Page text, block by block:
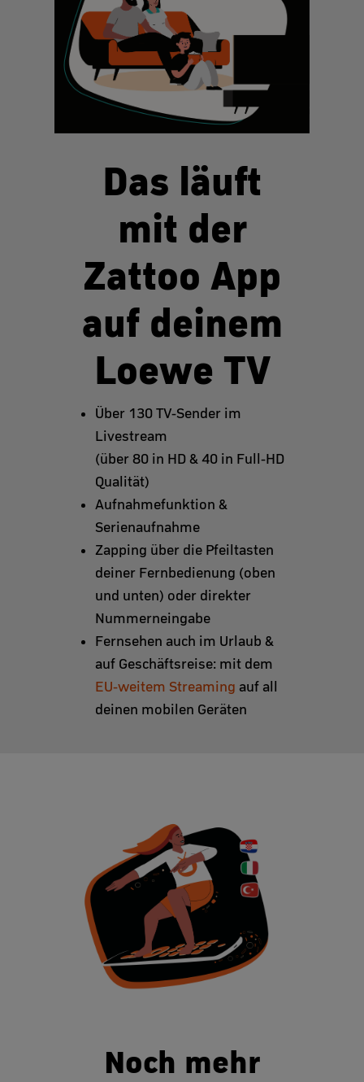
Das läuft
mit der
Zattoo App
auf deinem
Loewe TV
Über 130 TV-Sender im
Livestream
(über 80 in HD & 40 in Full-HD
Qualität)
Aufnahmefunktion &
Serienaufnahme
Zapping über die Pfeiltasten
deiner Fernbedienung (oben
und unten) oder direkter
Nummerneingabe
Fernsehen auch im Urlaub &
auf Geschäftsreise: mit dem
EU-weitem Streaming auf all
deinen mobilen Geräten
Noch mehr